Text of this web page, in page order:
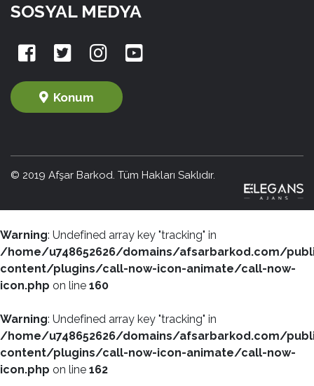
SOSYAL MEDYA
Konum
© 2019 Afşar Barkod. Tüm Hakları Saklıdır.
Warning: Undefined array key "tracking" in
/home/u748652626/domains/afsarbarkod.com/
content/plugins/call-now-icon-animate/call-now-
icon.php on line 160
Warning: Undefined array key "tracking" in
/home/u748652626/domains/afsarbarkod.com/
content/plugins/call-now-icon-animate/call-now-
icon.php on line 162